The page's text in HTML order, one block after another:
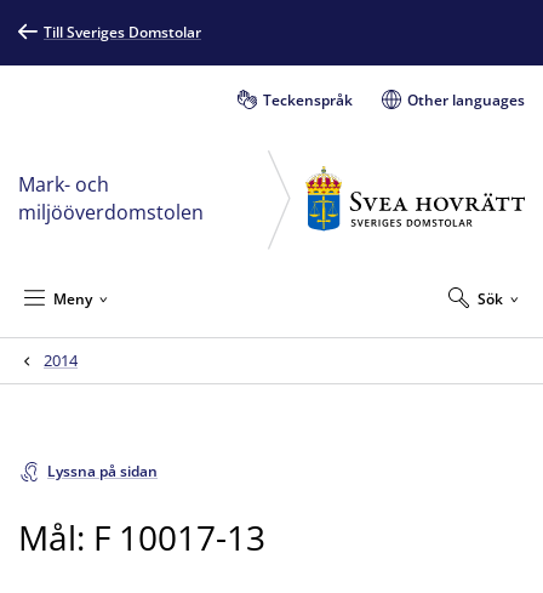
Till Sveriges Domstolar
Teckenspråk Other languages
Mark- och
miljööverdomstolen
Sök
Meny
2014
Lyssna på sidan
Mål: F 10017-13